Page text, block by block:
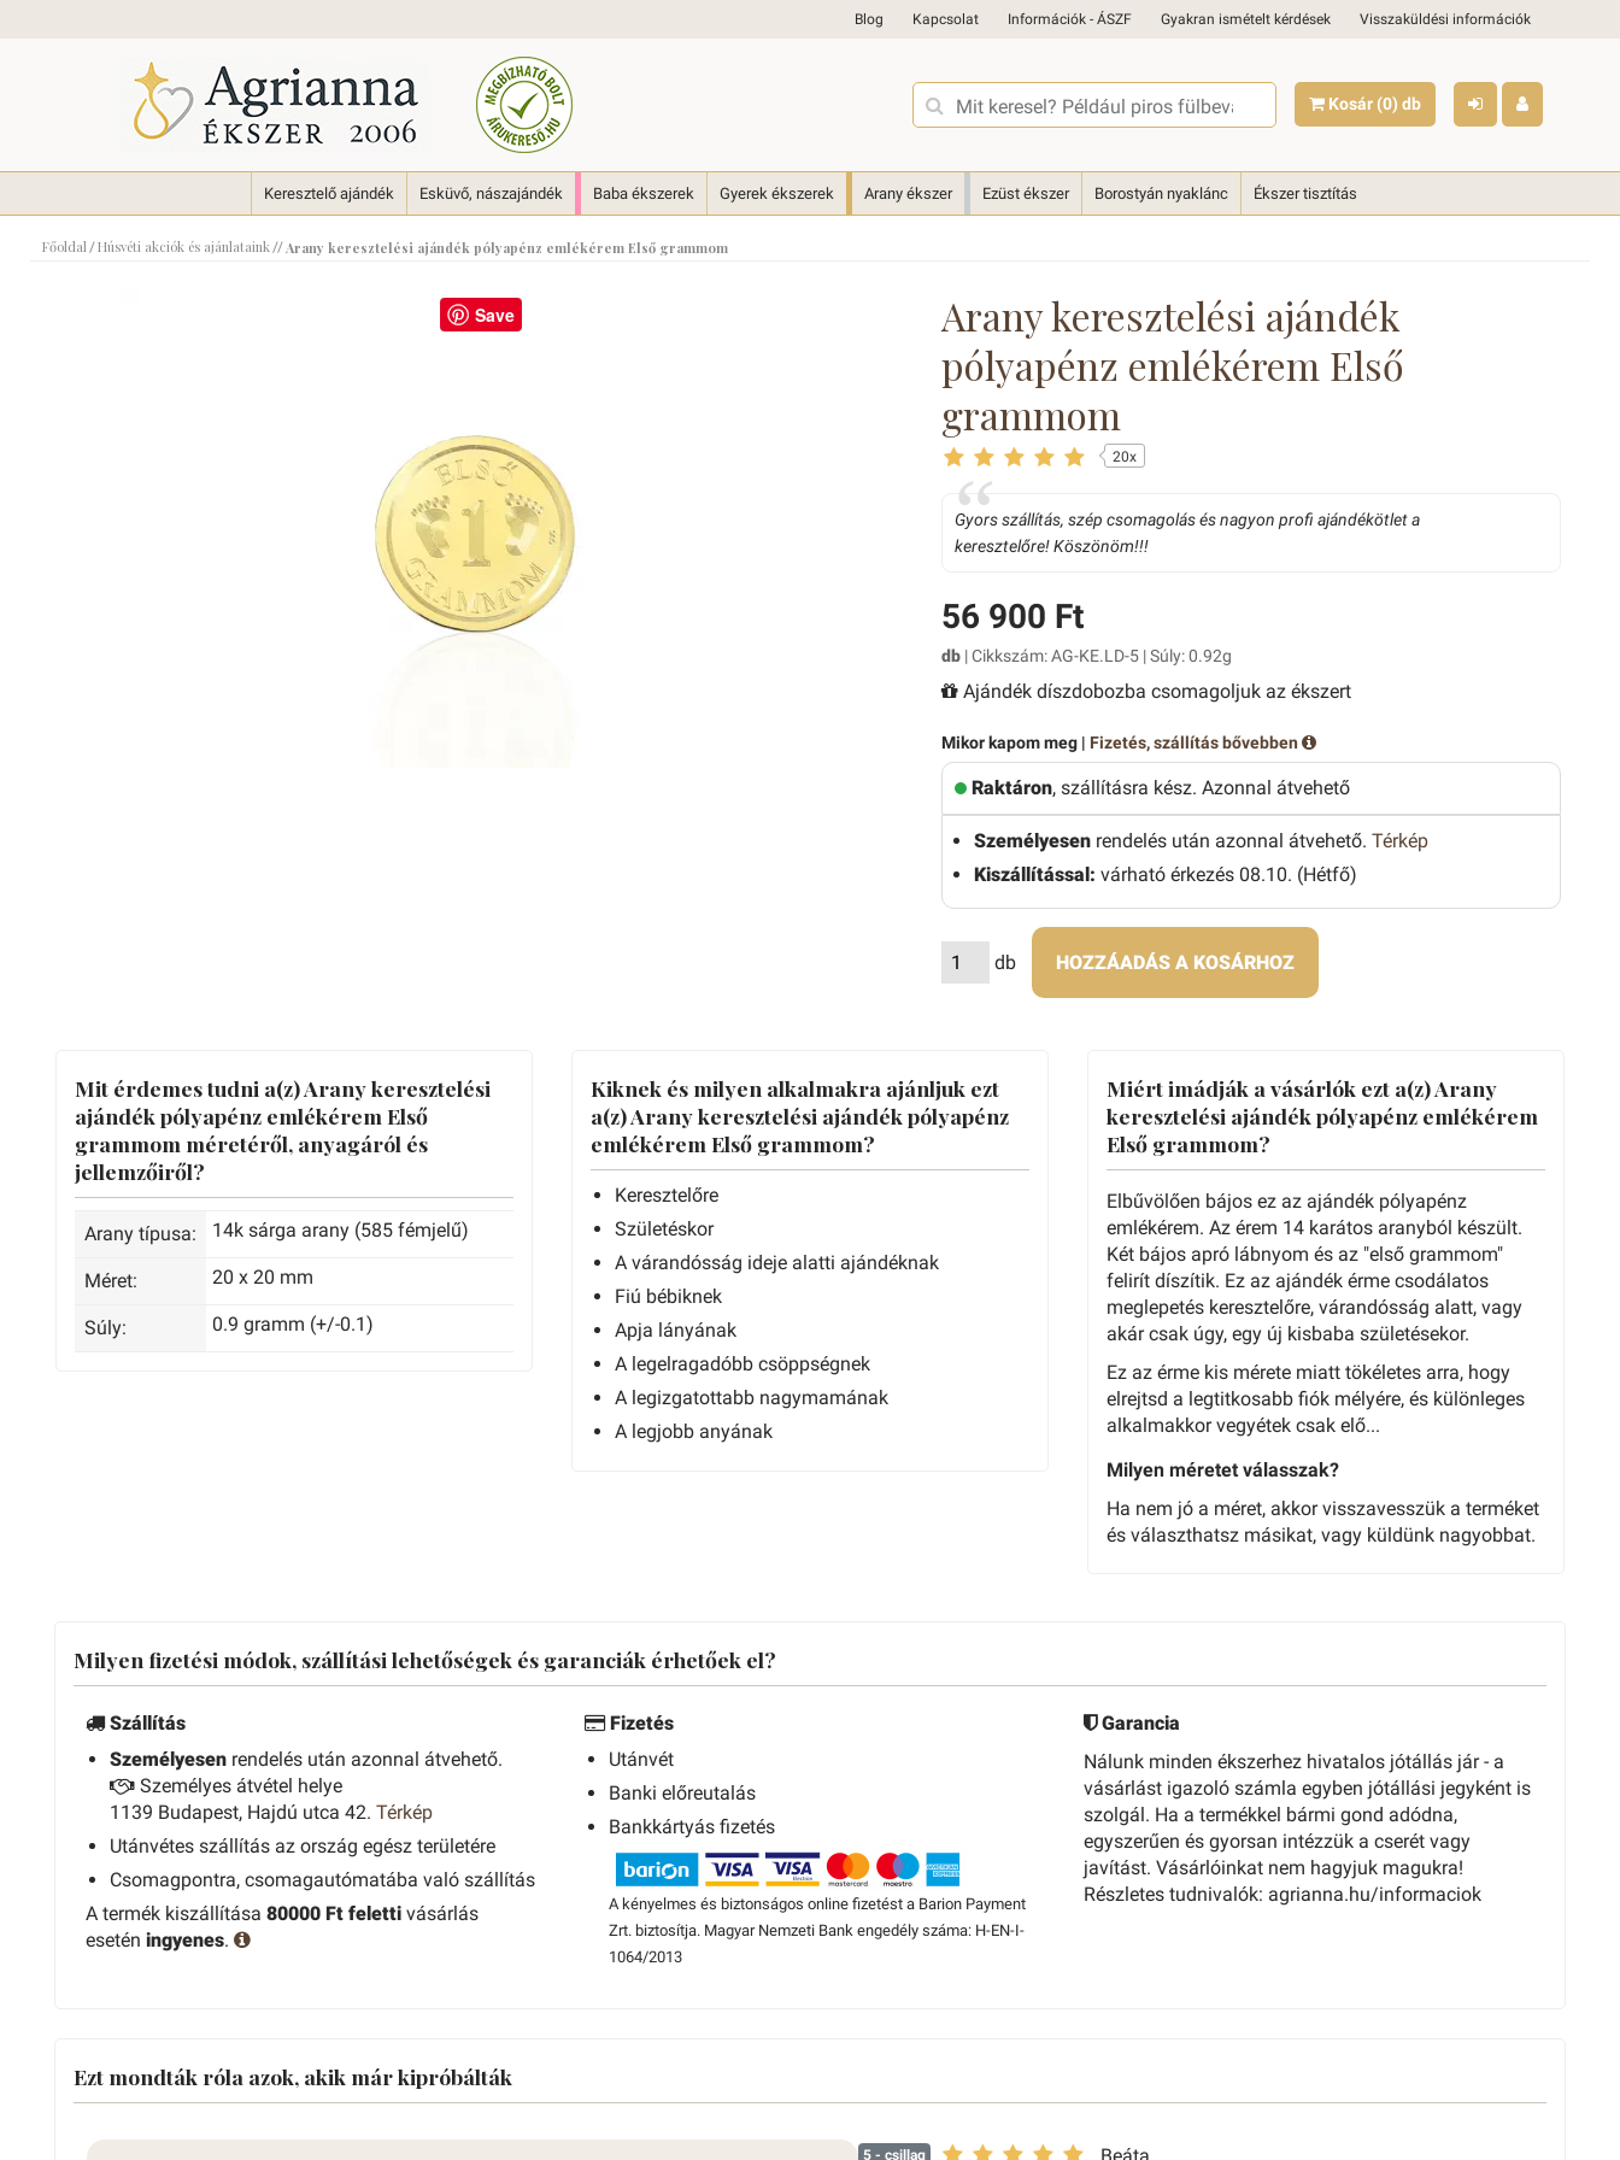
Blog Kapcsolat Információk - ÁSZF Gyakran ismételt kérdések Visszaküldési információk
Kosár (0) db
Keresztelő ajándék Esküvő, nászajándék Baba ékszerek Gyerek ékszerek Arany ékszer Ezüst ékszer Borostyán nyaklánc Ékszer tisztítás
Főoldal/Húsvéti akciók és ajánlataink//Arany keresztelési ajándék pólyapénz emlékérem Első grammom
Save
Arany keresztelési ajándék
pólyapénz emlékérem Első
grammom
20x
Gyors szállítás, szép csomagolás és nagyon profi ajándékötlet a
keresztelőre! Köszönöm!!!
56 900 Ft
db| Cikkszám: AG-KE.LD-5 | Súly: 0.92g
Ajándék díszdobozba csomagoljuk az ékszert
Mikor kapom meg | Fizetés, szállítás bővebben
Raktáron, szállításra kész. Azonnal átvehető
Személyesenrendelés után azonnal átvehető. Térkép
Kiszállítással: várható érkezés 08.10. (Hétfő)
db HOZZÁADÁS A KOSÁRHOZ
Mit érdemes tudni a(z) Arany keresztelési
ajándék pólyapénz emlékérem Első
grammom méretéről, anyagáról és
jellemzőiről?
Arany típusa: 14k sárga arany (585 fémjelű)
Méret: 20 x 20 mm
Súly: 0.9 gramm (+/-0.1)
Kiknek és milyen alkalmakra ajánljuk ezt
a(z) Arany keresztelési ajándék pólyapénz
emlékérem Első grammom?
Keresztelőre
Születéskor
A várandósság ideje alatti ajándéknak
Fiú bébiknek
Apja lányának
A legelragadóbb csöppségnek
A legizgatottabb nagymamának
A legjobb anyának
Miért imádják a vásárlók ezt a(z) Arany
keresztelési ajándék pólyapénz emlékérem
Első grammom?
Elbűvölően bájos ez az ajándék pólyapénz
emlékérem. Az érem 14 karátos aranyból készült.
Két bájos apró lábnyom és az "első grammom"
felirít díszítik. Ez az ajándék érme csodálatos
meglepetés keresztelőre, várandósság alatt, vagy
akár csak úgy, egy új kisbaba születésekor.
Ez az érme kis mérete miatt tökéletes arra, hogy
elrejtsd a legtitkosabb fiók mélyére, és különleges
alkalmakkor vegyétek csak elő...
Milyen méretet válasszak?
Ha nem jó a méret, akkor visszavesszük a terméket
és választhatsz másikat, vagy küldünk nagyobbat.
Milyen fizetési módok, szállítási lehetőségek és garanciák érhetőek el?
Szállítás
Személyesen rendelés után azonnal átvehető.
Személyes átvétel helye
1139 Budapest, Hajdú utca 42. Térkép
Utánvétes szállítás az ország egész területére
Csomagpontra, csomagautómatába való szállítás
A termék kiszállítása 80000 Ft feletti vásárlás
esetén ingyenes.
Fizetés
Utánvét
Banki előreutalás
Bankkártyás fizetés
A kényelmes és biztonságos online fizetést a Barion Payment
Zrt. biztosítja. Magyar Nemzeti Bank engedély száma: H-EN-I-
1064/2013
Garancia
Nálunk minden ékszerhez hivatalos jótállás jár - a
vásárlást igazoló számla egyben jótállási jegyként is
szolgál. Ha a termékkel bármi gond adódna,
egyszerűen és gyorsan intézzük a cserét vagy
javítást. Vásárlóinkat nem hagyjuk magukra!
Részletes tudnivalók: agrianna.hu/informaciok
Ezt mondták róla azok, akik már kipróbálták
5 - csillag